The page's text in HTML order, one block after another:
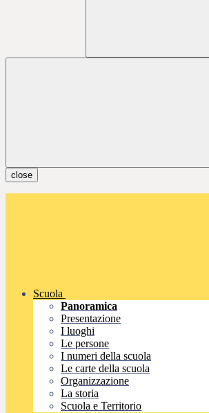
close
Scuola
Panoramica
Presentazione
I luoghi
Le persone
I numeri della scuola
Le carte della scuola
Organizzazione
La storia
Scuola e Territorio